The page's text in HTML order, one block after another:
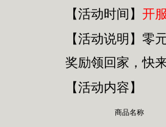
【活动时间】 开
【活动说明 】 零
奖励领回家，快
【活动内容】
商品名称